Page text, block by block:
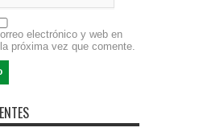
electrónico y web en
próxima vez que comente.